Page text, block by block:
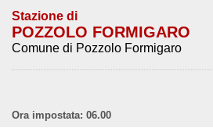
Stazione di
POZZOLO FORMIGARO
Comune di Pozzolo Formigaro
Ora impostata: 06.00